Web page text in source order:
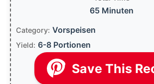
65 Minuten
Category: Vorspeisen
Yield: 6-8 Portionen
Save This